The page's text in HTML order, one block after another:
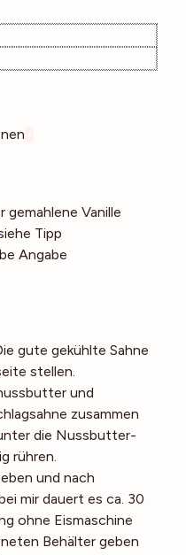
gemahlene Vanille
Tipp
Angabe
gute gekühlte Sahne
stellen.
und
zusammen
die Nussbutter-
rühren.
und nach
mir dauert es ca. 30
ohne Eismaschine
Behälter geben